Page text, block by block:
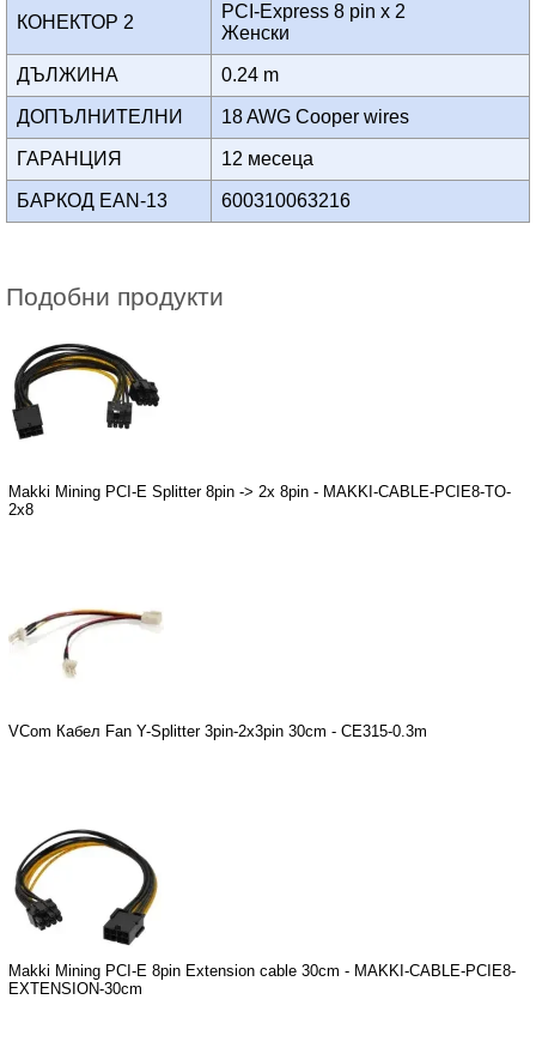
КОНЕКТОР 2
PCI-Express 8 pin x 2
Женски
ДЪЛЖИНА 0.24 m
ДОПЪЛНИТЕЛНИ 18 AWG Cooper wires
ГАРАНЦИЯ 12 месеца
БАРКОД EAN-13 600310063216
Подобни продукти
Makki Mining PCI-E Splitter 8pin -> 2x 8pin - MAKKI-CABLE-PCIE8-TO-
2x8
VCom Кабел Fan Y-Splitter 3pin-2x3pin 30cm - CE315-0.3m
Makki Mining PCI-E 8pin Extension cable 30cm - MAKKI-CABLE-PCIE8-
EXTENSION-30cm